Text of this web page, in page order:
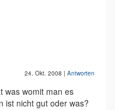
24. Okt. 2008 | Antworten
was womit man es
ist nicht gut oder was?